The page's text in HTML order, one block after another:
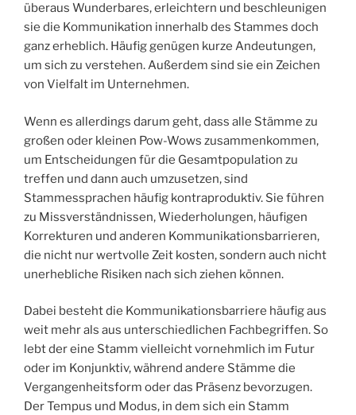
überaus Wunderbares, erleichtern und beschleunigen
sie die Kommunikation innerhalb des Stammes doch
ganz erheblich. Häufig genügen kurze Andeutungen,
um sich zu verstehen. Außerdem sind sie ein Zeichen
von Vielfalt im Unternehmen.
Wenn es allerdings darum geht, dass alle Stämme zu
großen oder kleinen Pow-Wows zusammenkommen,
um Entscheidungen für die Gesamtpopulation zu
treffen und dann auch umzusetzen, sind
Stammessprachen häufig kontraproduktiv. Sie führen
zu Missverständnissen, Wiederholungen, häufigen
Korrekturen und anderen Kommunikationsbarrieren,
die nicht nur wertvolle Zeit kosten, sondern auch nicht
unerhebliche Risiken nach sich ziehen können.
Dabei besteht die Kommunikationsbarriere häufig aus
weit mehr als aus unterschiedlichen Fachbegriffen. So
lebt der eine Stamm vielleicht vornehmlich im Futur
oder im Konjunktiv, während andere Stämme die
Vergangenheitsform oder das Präsenz bevorzugen.
Der Tempus und Modus, in dem sich ein Stamm